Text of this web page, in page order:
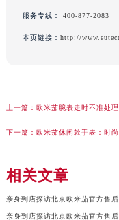
服务专线： 400-877-2083
本页链接： http://
上一篇： 欧米茄腕表走时不准处
下一篇： 欧米茄休闲款手表：时
相关文章